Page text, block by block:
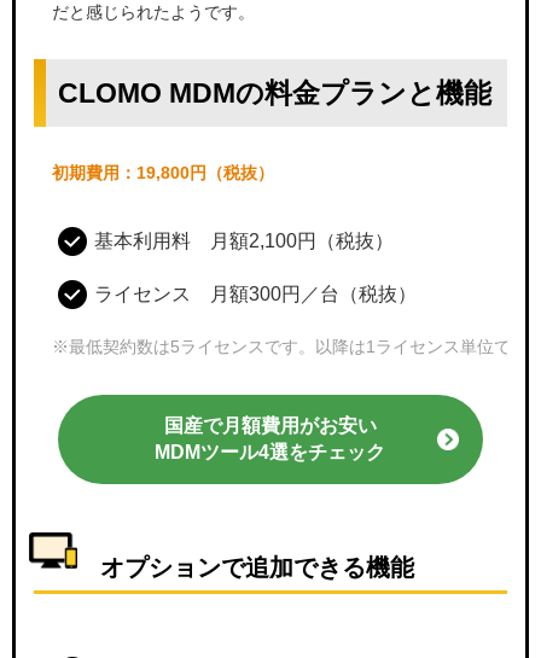
だと感じられたようです。
CLOMO MDMの料金プランと機能
初期費用：19,800円（税抜）
基本利用料 月額2,100円（税抜）
ライセンス 月額300円／台（税抜）
※最低契約数は5ライセンスです。以降は1ライセンス単位で契
国産で月額費用がお安い
MDMツール4選をチェック
オプションで追加できる機能